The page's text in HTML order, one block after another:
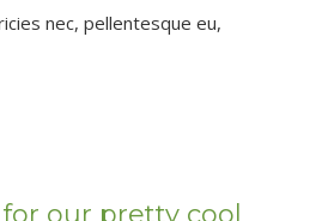
nec, pellentesque eu,